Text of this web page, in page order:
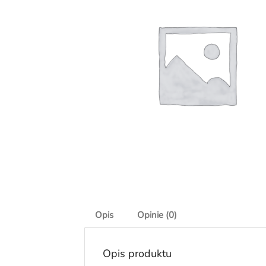
Opis Opinie (0)
Opis produktu